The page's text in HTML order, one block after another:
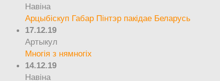
Навіна
Арцыбіскуп Габар Пінтэр пакідае Беларусь
17.12.19
Артыкул
Многія з нямногіх
14.12.19
Навіна